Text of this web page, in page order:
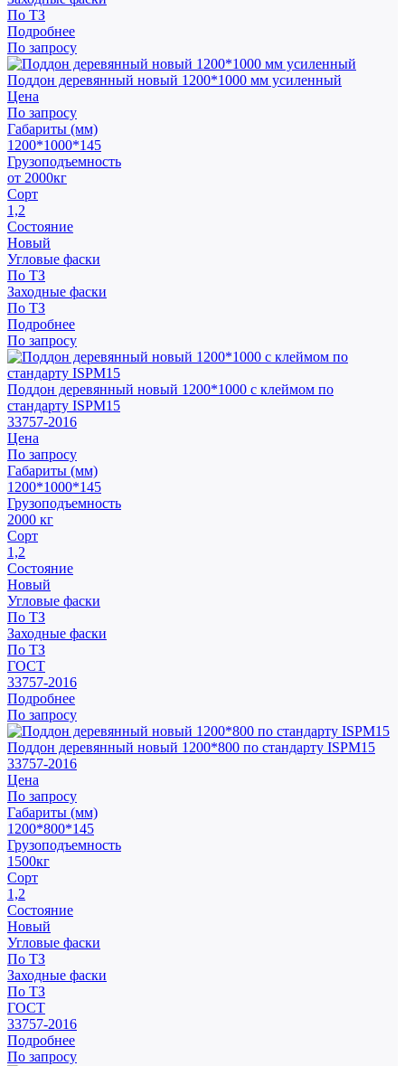
По ТЗ
Подробнее
По запросу
Поддон деревянный новый 1200*1000 мм усиленный
Цена
По запросу
Габариты (мм)
1200*1000*145
Грузоподъемность
от 2000кг
Сорт
1,2
Состояние
Новый
Угловые фаски
По ТЗ
Заходные фаски
По ТЗ
Подробнее
По запросу
Поддон деревянный новый 1200*1000 с клеймом по
стандарту ISPM15
33757-2016
Цена
По запросу
Габариты (мм)
1200*1000*145
Грузоподъемность
2000 кг
Сорт
1,2
Состояние
Новый
Угловые фаски
По ТЗ
Заходные фаски
По ТЗ
ГОСТ
33757-2016
Подробнее
По запросу
Поддон деревянный новый 1200*800 по стандарту ISPM15
33757-2016
Цена
По запросу
Габариты (мм)
1200*800*145
Грузоподъемность
1500кг
Сорт
1,2
Состояние
Новый
Угловые фаски
По ТЗ
Заходные фаски
По ТЗ
ГОСТ
33757-2016
Подробнее
По запросу